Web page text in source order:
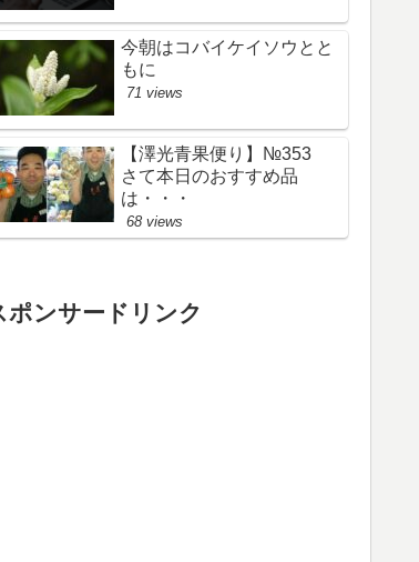
今朝はコバイケイソウとと
もに
71 views
【澤光青果便り】№353
さて本日のおすすめ品
は・・・
68 views
ポンサードリンク